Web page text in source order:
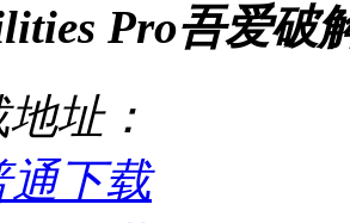
Pro吾爱破
址：
下载